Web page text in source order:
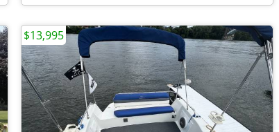
$13,995